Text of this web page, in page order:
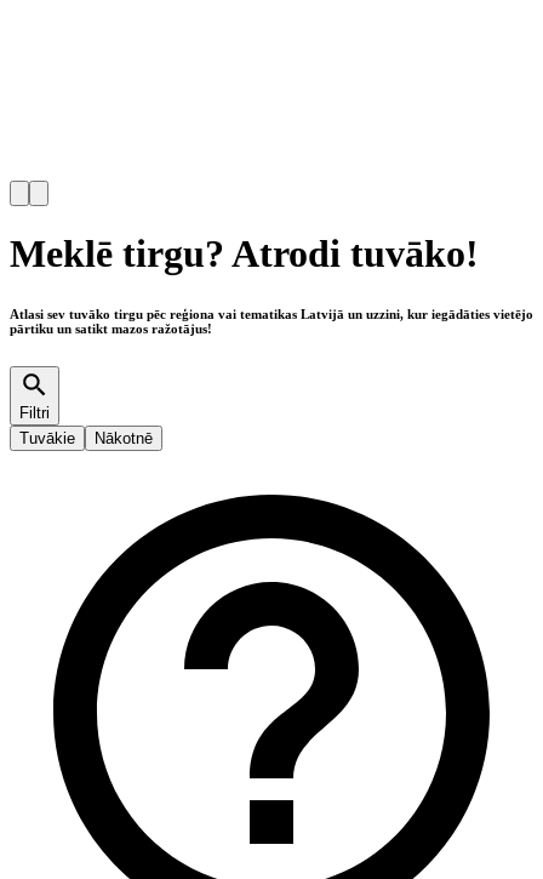
Meklē tirgu? Atrodi tuvāko!
Atlasi sev tuvāko tirgu pēc reģiona vai tematikas Latvijā un uzzini, kur iegādāties vietējo
pārtiku un satikt mazos ražotājus!
Filtri
Tuvākie
Nākotnē